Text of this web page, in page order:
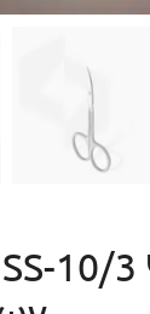
10/3